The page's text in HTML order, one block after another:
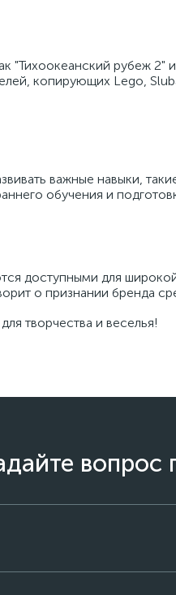
рубеж 2"
копирующих Lego,
важные навыки,
обучения и
доступными для
о признании бренда
творчества и веселья!
вопрос